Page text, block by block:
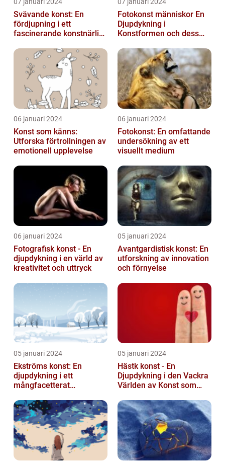
Svävande konst: En
fördjupning i ett
fascinerande konstnärligt
Fotokonst människor En
Djupdykning i
Konstformen och dess
06 januari 2024
Konst som känns:
Utforska förtrollningen av
emotionell upplevelse
06 januari 2024
Fotokonst: En omfattande
undersökning av ett
visuellt medium
06 januari 2024
Fotografisk konst - En
djupdykning i en värld av
kreativitet och uttryck
05 januari 2024
Avantgardistisk konst: En
utforskning av innovation
och förnyelse
05 januari 2024
Ekströms konst: En
djupdykning i ett
mångfacetterat
05 januari 2024
Hästk konst - En
Djupdykning i den Vackra
Världen av Konst som